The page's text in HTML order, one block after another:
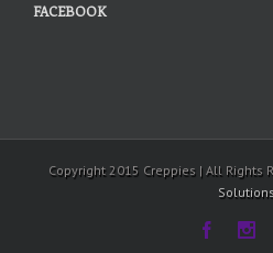
FACEBOOK
Copyright 2015 Creppies | All Rights
Solutions